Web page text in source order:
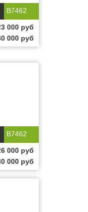
B7462
000 руб
000 руб
B7462
000 руб
000 руб